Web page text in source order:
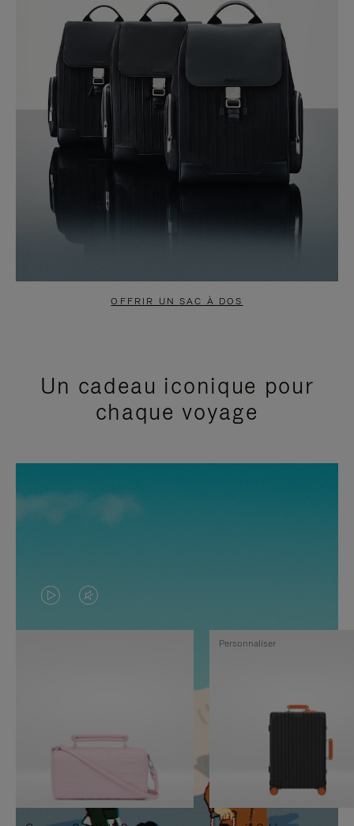
OFFRIR UN SAC À DOS
Un cadeau iconique pour
chaque voyage
LA
VIDÉO
PAUSE,
APPUYEZ
SUR
LE
SON
DÉSACTIVÉ.
VEUILLEZ
Personnaliser